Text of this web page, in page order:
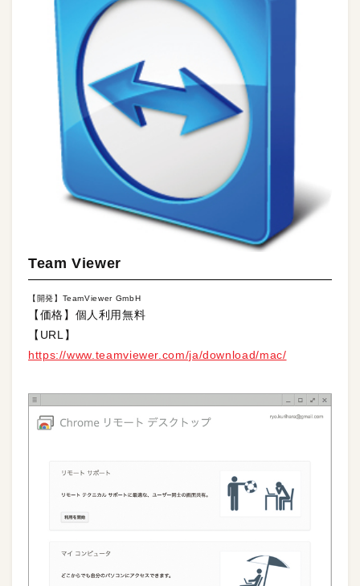
Team Viewer
【開発】TeamViewer GmbH
【価格】個人利用無料
【URL】
https://www.teamviewer.com/ja/download/mac/